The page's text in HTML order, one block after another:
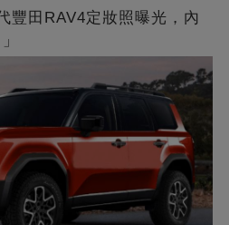
豐田RAV4定妝照曝光，內